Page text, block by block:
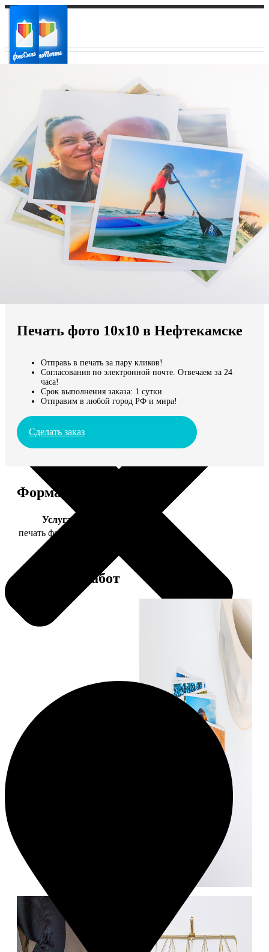
Ваш регион доставки
Выберите из списка:
Мы доставляем по всему миру
Продолжить без города
Печать фото 10х10 в Нефтекамске
Отправь в печать за пару кликов!
Согласования по электронной почте. Отвечаем за 24
часа!
Срок выполнения заказа: 1 сутки
Отправим в любой город РФ и мира!
Сделать заказ
Форматы и цены
Услуга
печать фото 10х10
Примеры работ